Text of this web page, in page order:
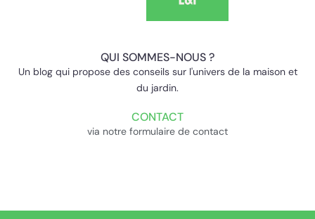
QUI SOMMES-NOUS ?
Un blog qui propose des conseils sur l'univers de la maison et
du jardin.
CONTACT
via notre formulaire de contact